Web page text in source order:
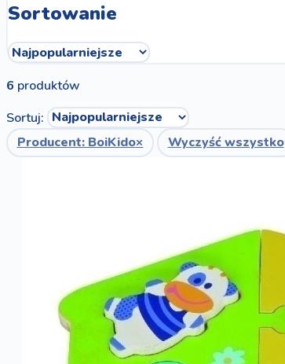
Sortowanie
6 produktów
Sortuj:
Producent: BoiKido× Wyczyść wszystko